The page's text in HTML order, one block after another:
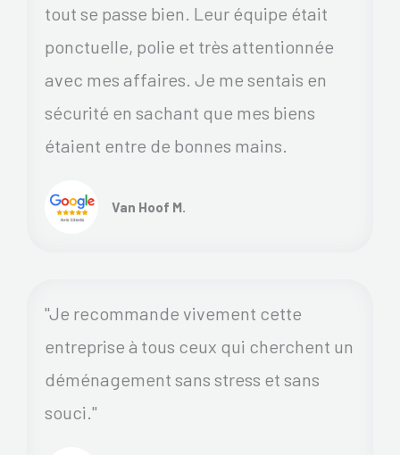
tout se passe bien. Leur équipe était
ponctuelle, polie et très attentionnée
avec mes affaires. Je me sentais en
sécurité en sachant que mes biens
étaient entre de bonnes mains.
Van Hoof M.
"Je recommande vivement cette
entreprise à tous ceux qui cherchent un
déménagement sans stress et sans
souci."